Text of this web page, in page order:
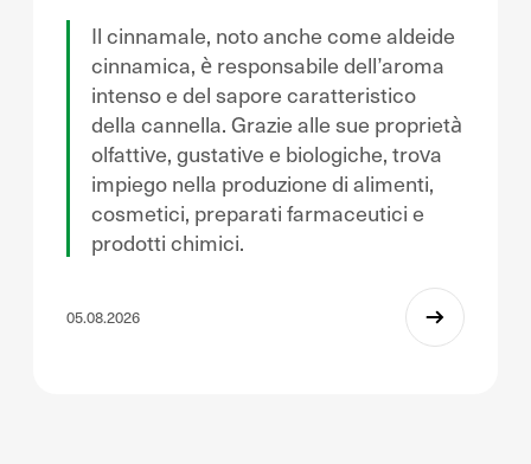
Il cinnamale, noto anche come aldeide
cinnamica, è responsabile dell’aroma
intenso e del sapore caratteristico
della cannella. Grazie alle sue proprietà
olfattive, gustative e biologiche, trova
impiego nella produzione di alimenti,
cosmetici, preparati farmaceutici e
prodotti chimici.
05.08.2026